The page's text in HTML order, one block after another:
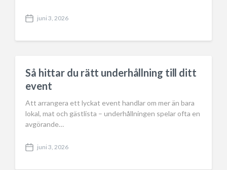
P
s
a
t
e
juni 3, 2026
Så hittar du rätt underhållning till ditt
event
Att arrangera ett lyckat event handlar om mer än bara
lokal, mat och gästlista – underhållningen spelar ofta en
avgörande…
P
juni 3, 2026